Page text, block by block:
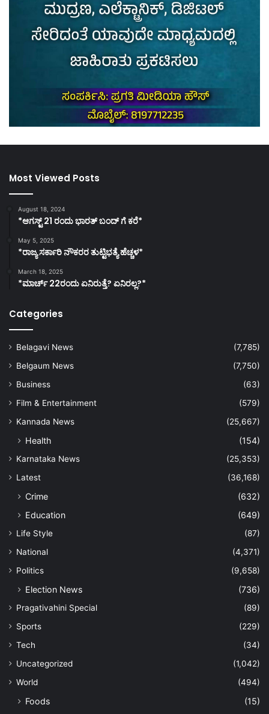
Most Viewed Posts
August 18, 2024
*ಆಗಸ್ಟ್ 21 ರಂದು ಭಾರತ್‌ ಬಂದ್‌ ಗೆ ಕರೆ*
May 5, 2025
*ರಾಜ್ಯ ಸರ್ಕಾರಿ ನೌಕರರ ತುಟ್ಟಿಭತ್ಯೆ ಹೆಚ್ಚಳ*
March 18, 2025
*ಮಾರ್ಚ್ 22ರಂದು ಏನಿರುತ್ತೆ? ಏನಿರಲ್ಲ?*
Categories
Belagavi News
(7,785)
Belgaum News
(7,750)
Business
(63)
Film & Entertainment
(579)
Kannada News
(25,667)
Health (154)
Karnataka News
(25,353)
Latest
(36,168)
Crime
(632)
Education
(649)
Life Style
(87)
National
(4,371)
Politics
(9,658)
Election News (736)
Pragativahini Special
(89)
Sports
(229)
Tech
(34)
Uncategorized
(1,042)
World
(494)
Foods
(15)